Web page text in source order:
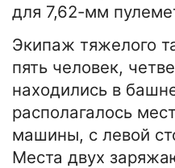
для 7,62-мм
Экипаж тяжелого
пять человек,
находились в
располагалось
машины, с левой
Места двух